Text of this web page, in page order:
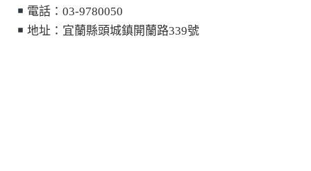
電話：03-9780050
地址：宜蘭縣頭城鎮開蘭路339號